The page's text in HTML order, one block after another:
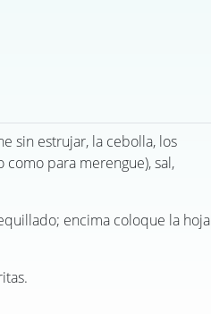
sin estrujar, la cebolla, los
para merengue), sal,
encima coloque la hoja